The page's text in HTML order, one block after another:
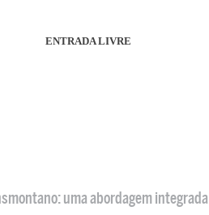
ENTRADA LIVRE
uma abordagem integrada